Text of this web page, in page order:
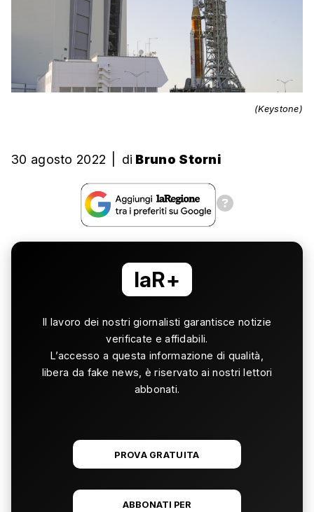
(Keystone)
30 agosto 2022 di Bruno Storni
laR+
Il lavoro dei nostri giornalisti garantisce notizie
verificate e affidabili.
L’accesso a questa informazione di qualità,
libera da fake news, è riservato ai nostri lettori
abbonati.
PROVA GRATUITA
ABBONATI PER